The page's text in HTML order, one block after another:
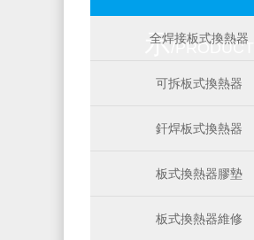
示 /PRODUCT
全焊接板式換熱器
可拆板式換熱器
釬焊板式換熱器
板式換熱器膠墊
板式換熱器維修